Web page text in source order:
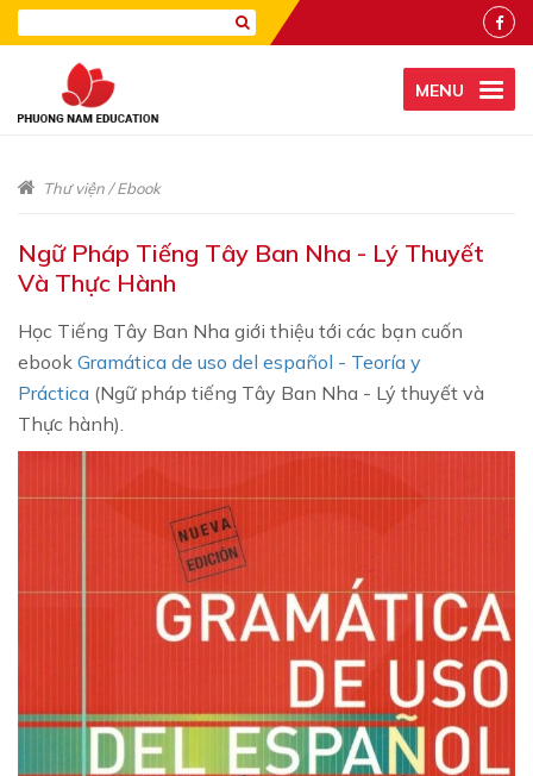
MENU
Thư viện/Ebook
Ngữ Pháp Tiếng Tây Ban Nha - Lý Thuyết
Và Thực Hành
Học Tiếng Tây Ban Nha giới thiệu tới các bạn cuốn
ebook Gramática de uso del español - Teoría y
Práctica (Ngữ pháp tiếng Tây Ban Nha - Lý thuyết và
Thực hành).